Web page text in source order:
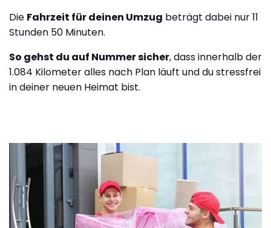
Die Fahrzeit für deinen Umzug beträgt dabei nur 11
Stunden 50 Minuten.
So gehst du auf Nummer sicher, dass innerhalb der
1.084 Kilometer alles nach Plan läuft und du stressfrei
in deiner neuen Heimat bist.